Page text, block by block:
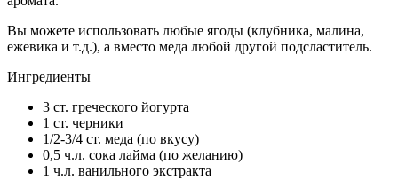
Вы можете использовать любые ягоды (клубника, малина,
ежевика и т.д.), а вместо меда любой другой подсластитель.
Ингредиенты
3 ст. греческого йогурта
1 ст. черники
1/2-3/4 ст. меда (по вкусу)
0,5 ч.л. сока лайма (по желанию)
1 ч.л. ванильного экстракта